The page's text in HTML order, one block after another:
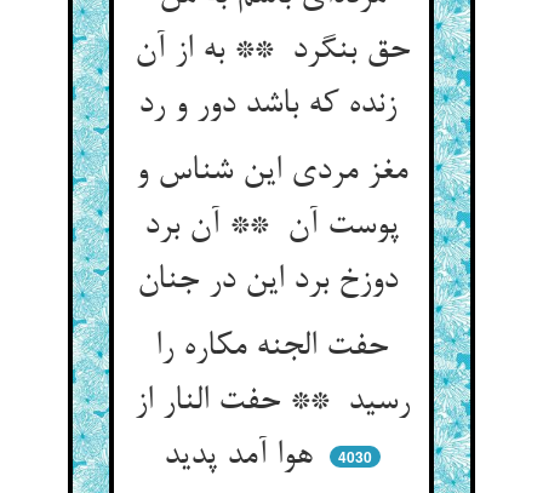
حق بنگرد ** به از آن
زنده که باشد دور و رد
مغز مردی این شناس و
پوست آن ** آن برد
دوزخ برد این در جنان
حفت الجنه مکاره را
رسید ** حفت النار از
هوا آمد پدید
4030